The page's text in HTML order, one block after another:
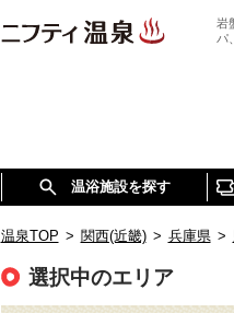
岩
パ
温浴施設を探す
温泉TOP > 関西(近畿) > 兵庫県 >
選択中のエリア